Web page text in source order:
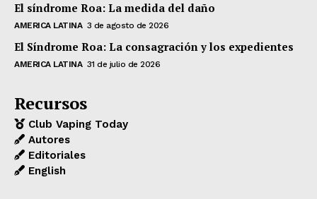
El síndrome Roa: La medida del daño
AMERICA LATINA 3 de agosto de 2026
El Síndrome Roa: La consagración y los expedientes
AMERICA LATINA 31 de julio de 2026
Recursos
Club Vaping Today
Autores
Editoriales
English